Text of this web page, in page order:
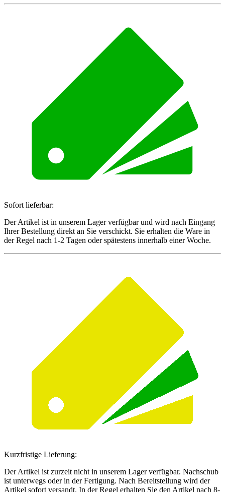
Sofort lieferbar:
Der Artikel ist in unserem Lager verfügbar und wird nach Eingang
Ihrer Bestellung direkt an Sie verschickt. Sie erhalten die Ware in
der Regel nach 1-2 Tagen oder spätestens innerhalb einer Woche.
Kurzfristige Lieferung:
Der Artikel ist zurzeit nicht in unserem Lager verfügbar. Nachschub
ist unterwegs oder in der Fertigung. Nach Bereitstellung wird der
Artikel sofort versandt. In der Regel erhalten Sie den Artikel nach 8-